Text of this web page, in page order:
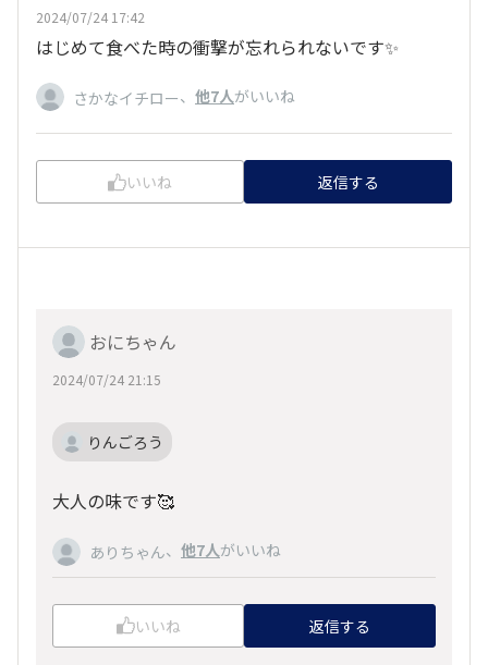
2024/07/24 17:42
はじめて食べた時の衝撃が忘れられないです✨
さかなイチロー、 他7人がいいね
いいね 返信する
おにちゃん
2024/07/24 21:15
りんごろう
大人の味です🥰
ありちゃん、 他7人がいいね
いいね 返信する